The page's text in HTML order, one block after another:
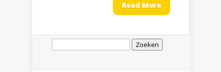
Read More
Zoeken